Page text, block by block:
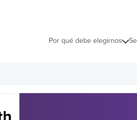
Por qué debe elegirnos